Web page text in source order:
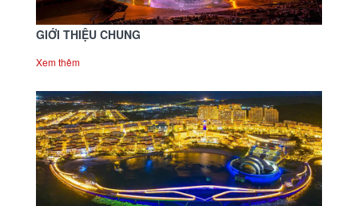
GIỚI THIỆU CHUNG
Xem thêm